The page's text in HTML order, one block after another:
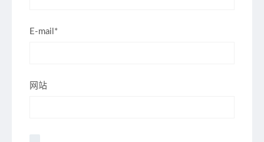
E-mail*
网站